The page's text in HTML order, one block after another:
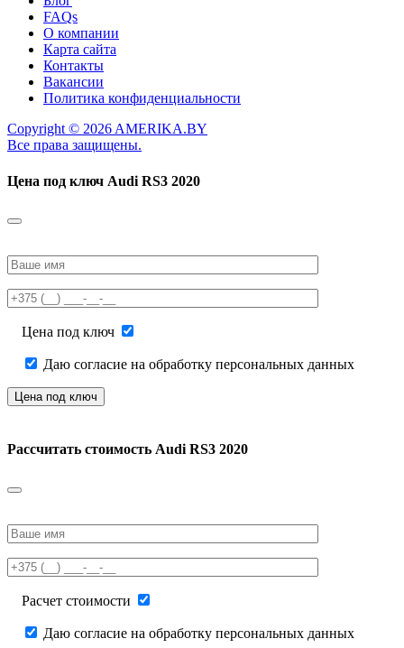
FAQs
О компании
Карта сайта
Контакты
Вакансии
Политика конфиденциальности
Copyright © 2026 AMERIKA.BY
Все права защищены.
Цена под ключ Audi RS3 2020
leave
field
empty.
Цена под ключ
Даю согласие на обработку персональных данных
Рассчитать стоимость Audi RS3 2020
leave
field
empty.
Расчет стоимости
Даю согласие на обработку персональных данных